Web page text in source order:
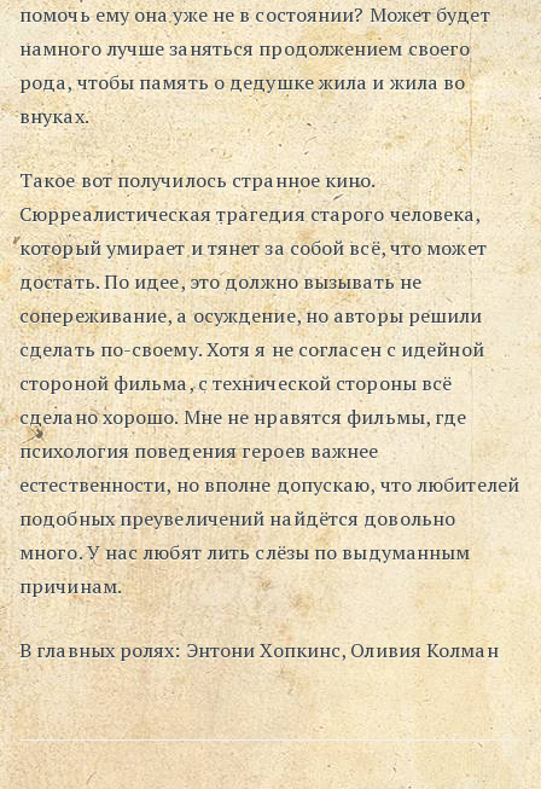
помочь ему она уже не в состоянии? Может будет
намного лучше заняться продолжением своего
рода, чтобы память о дедушке жила и жила во
внуках.
Такое вот получилось странное кино.
Сюрреалистическая трагедия старого человека,
который умирает и тянет за собой всё, что может
достать. По идее, это должно вызывать не
сопереживание, а осуждение, но авторы решили
сделать по-своему. Хотя я не согласен с идейной
стороной фильма, с технической стороны всё
сделано хорошо. Мне не нравятся фильмы, где
психология поведения героев важнее
естественности, но вполне допускаю, что любителей
подобных преувеличений найдётся довольно
много. У нас любят лить слёзы по выдуманным
причинам.
В главных ролях: Энтони Хопкинс, Оливия Колман